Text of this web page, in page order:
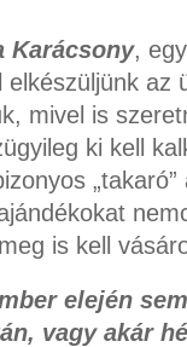
Karácsony,
elkészüljünk az
mivel is
ki kell
is kell
elején
vagy akár